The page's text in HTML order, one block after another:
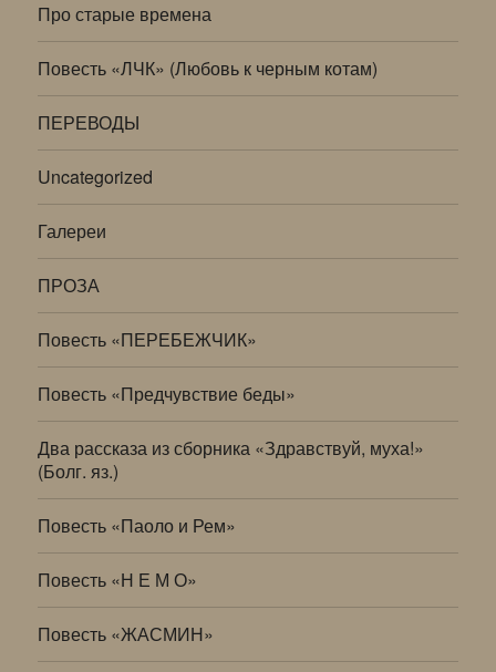
Про старые времена
Повесть «ЛЧК» (Любовь к черным котам)
ПЕРЕВОДЫ
Uncategorized
Галереи
ПРОЗА
Повесть «ПЕРЕБЕЖЧИК»
Повесть «Предчувствие беды»
Два рассказа из сборника «Здравствуй, муха!»
(Болг. яз.)
Повесть «Паоло и Рем»
Повесть «Н Е М О»
Повесть «ЖАСМИН»